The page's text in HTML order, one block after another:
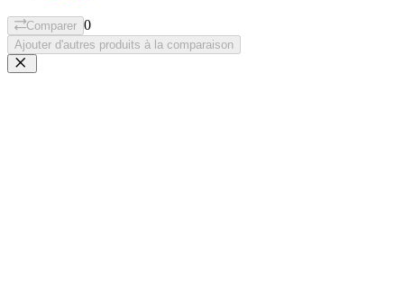
Comparer 0
Ajouter d'autres produits à la comparaison